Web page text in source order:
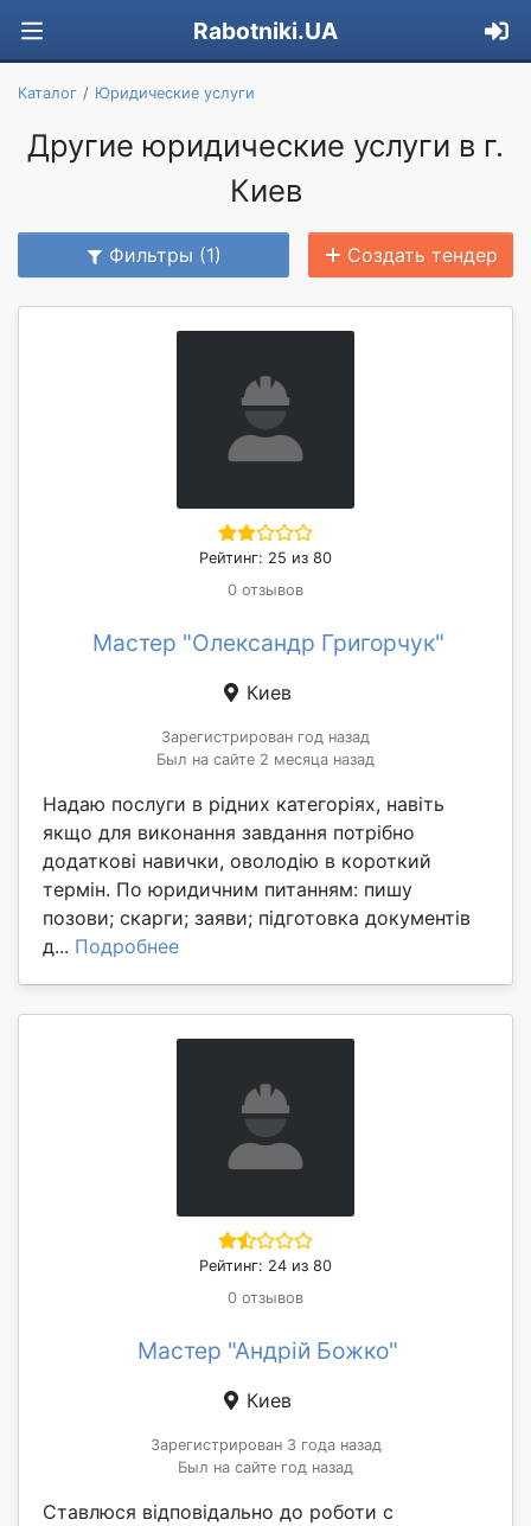
Rabotniki.UA
Каталог Юридические услуги
Другие юридические услуги в г.
Киев
Фильтры (1) Создать тендер
Рейтинг: 25 из 80
0 отзывов
Мастер "Олександр Григорчук"
Киев
Зарегистрирован год назад
Был на сайте 2 месяца назад
Надаю послуги в рідних категоріях, навіть
якщо для виконання завдання потрібно
додаткові навички, оволодію в короткий
термін. По юридичним питанням: пишу
позови; скарги; заяви; підготовка документів
д... Подробнее
Рейтинг: 24 из 80
0 отзывов
Мастер "Андрій Божко"
Киев
Зарегистрирован 3 года назад
Был на сайте год назад
Ставлюся відповідально до роботи с